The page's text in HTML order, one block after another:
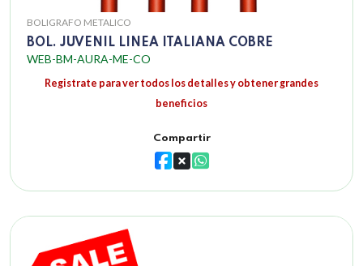
BOLIGRAFO METALICO
BOL. JUVENIL LINEA ITALIANA COBRE
WEB-BM-AURA-ME-CO
Registrate para ver todos los detalles y obtener grandes
beneficios
Compartir